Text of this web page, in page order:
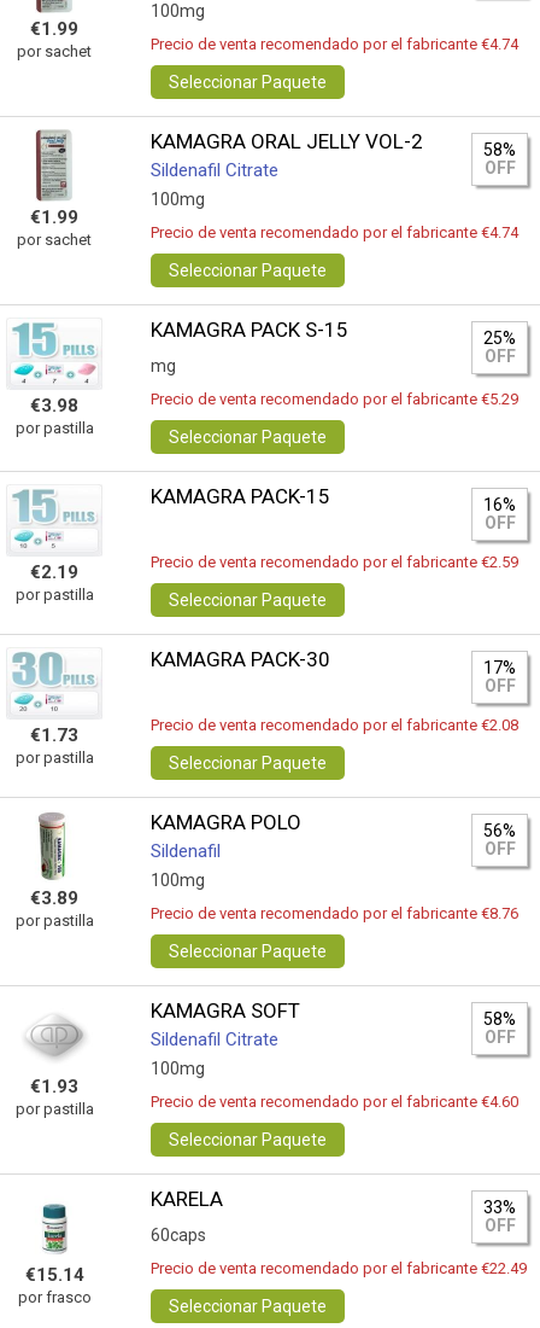
€1.99
por sachet
100mg
Precio de venta recomendado por el fabricante €4.74
Seleccionar Paquete
€1.99
por sachet
KAMAGRA ORAL JELLY VOL-2
Sildenafil Citrate
100mg
58%
OFF
Precio de venta recomendado por el fabricante €4.74
Seleccionar Paquete
€3.98
por pastilla
KAMAGRA PACK S-15
mg
25%
OFF
Precio de venta recomendado por el fabricante €5.29
Seleccionar Paquete
€2.19
por pastilla
KAMAGRA PACK-15
16%
OFF
Precio de venta recomendado por el fabricante €2.59
Seleccionar Paquete
€1.73
por pastilla
KAMAGRA PACK-30
17%
OFF
Precio de venta recomendado por el fabricante €2.08
Seleccionar Paquete
€3.89
por pastilla
KAMAGRA POLO
Sildenafil
100mg
56%
OFF
Precio de venta recomendado por el fabricante €8.76
Seleccionar Paquete
€1.93
por pastilla
KAMAGRA SOFT
Sildenafil Citrate
100mg
58%
OFF
Precio de venta recomendado por el fabricante €4.60
Seleccionar Paquete
€15.14
por frasco
KARELA
60caps
33%
OFF
Precio de venta recomendado por el fabricante €22.49
Seleccionar Paquete